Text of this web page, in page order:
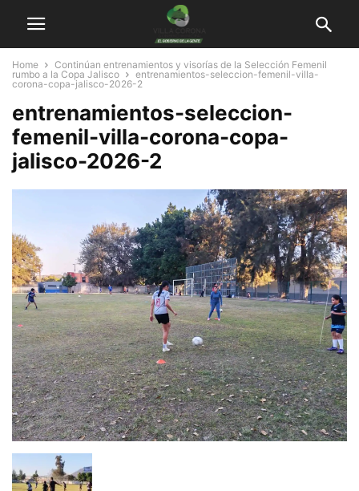
Home
Continúan entrenamientos y visorías de la Selección Femenil
rumbo a la Copa Jalisco
entrenamientos-seleccion-femenil-villa-
corona-copa-jalisco-2026-2
entrenamientos-seleccion-
femenil-villa-corona-copa-
jalisco-2026-2